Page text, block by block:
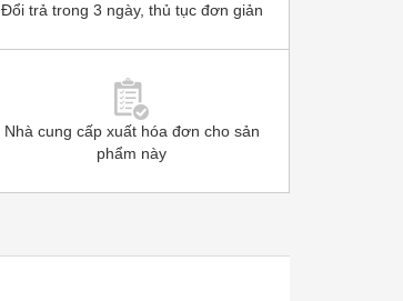
Đổi trả trong 3 ngày, thủ tục đơn giản
Nhà cung cấp xuất hóa đơn cho sản
phẩm này